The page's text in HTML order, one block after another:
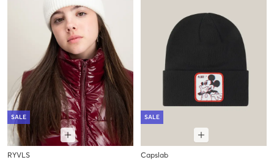
SALE
RYVLS
SALE
Capslab